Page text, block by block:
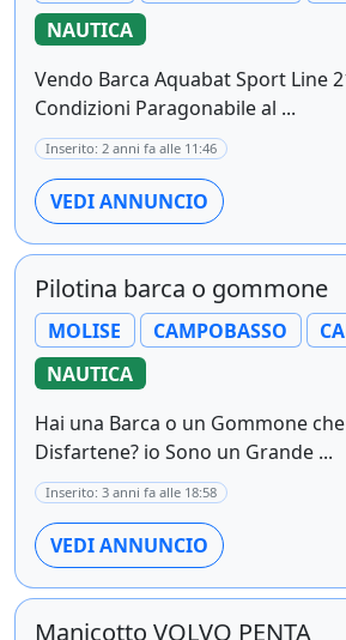
NAUTICA
Vendo Barca Aquabat Sport Line
Condizioni Paragonabile al ...
Inserito: 2 anni fa alle 11:46
VEDI ANNUNCIO
Pilotina barca o gommone
MOLISE CAMPOBASSO
NAUTICA
Hai una Barca o un Gommone
Disfartene? io Sono un Grande ...
Inserito: 3 anni fa alle 18:58
VEDI ANNUNCIO
Manicotto VOLVO PENTA